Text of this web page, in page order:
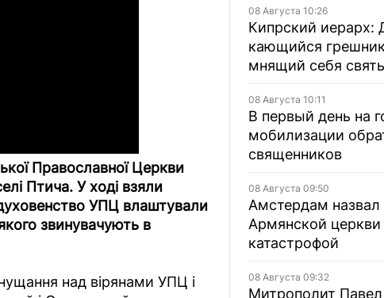
Православної Церкви
Птича. У ході взяли
УПЦ влаштували
звинувачують в
над вірянами УПЦ і
08 Августа 10:26
Кипрский иерарх:
кающийся
мнящий себя
08 Августа 10:11
В первый день на
мобилизации
священников
08 Августа 09:50
Амстердам назвал
Армянской
катастрофой
08 Августа 09:32
Митрополит Павел